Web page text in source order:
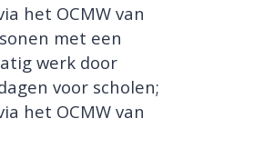
het OCMW van
met een
werk door
voor scholen;
het OCMW van